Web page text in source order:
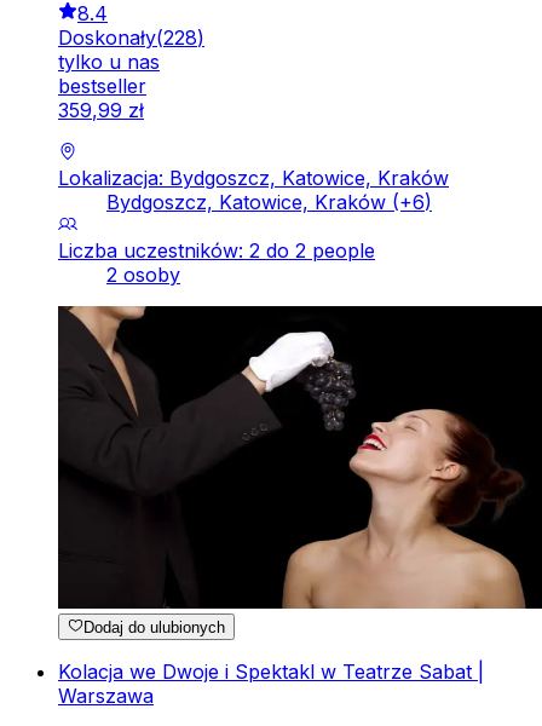
8.4
Doskonały(228)
tylko u nas
bestseller
359,99 zł
Lokalizacja: Bydgoszcz, Katowice, Kraków
Bydgoszcz, Katowice, Kraków (+6)
Liczba uczestników: 2 do 2 people
2 osoby
Dodaj do ulubionych
Kolacja we Dwoje i Spektakl w Teatrze Sabat |
Warszawa